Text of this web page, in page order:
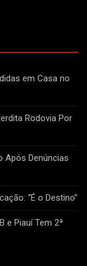
em Casa no
Rodovia Por
Após Denúncias
“É o Destino”
e Piauí Tem 2ª